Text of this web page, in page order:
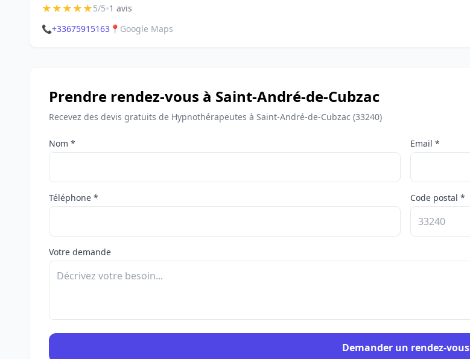
★★★★★5/5•1 avis
📞+33675915163 📍 Google Maps
Prendre rendez-vous à Saint-André-de-Cubzac
Recevez des devis gratuits de Hypnothérapeutes à Saint-André-de-Cubzac (33240)
Nom * Email *
Téléphone * Code postal *
Votre demande
Demander un rendez-vous